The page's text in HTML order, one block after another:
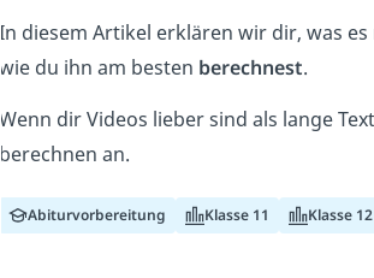
In diesem Artikel erklären wir dir, was
wie du ihn am besten berechnest.
Wenn dir Videos lieber sind als lange
berechnen an.
Abiturvorbereitung Klasse 11 Klasse 12